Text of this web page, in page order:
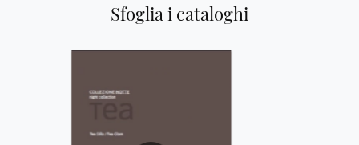
Sfoglia i cataloghi